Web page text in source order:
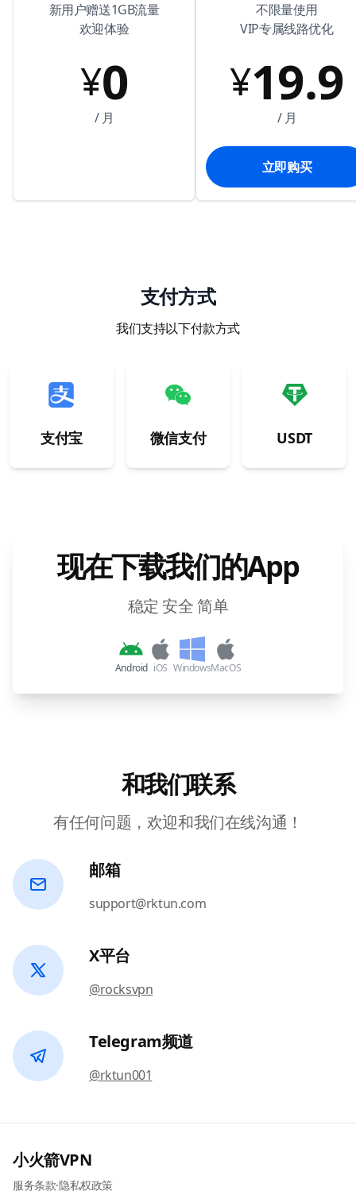
新用户赠送1GB流量
欢迎体验
¥0
/ 月
不限量使用
VIP专属线路优化
¥19.9
/ 月
立即购买
支付方式
我们支持以下付款方式
支付宝 微信支付 USDT
现在下载我们的App
稳定 安全 简单
Android iOS WindowsMacOS
和我们联系
有任何问题，欢迎和我们在线沟通！
邮箱
support@rktun.com
X平台
@rocksvpn
Telegram频道
@rktun001
小火箭VPN
服务条款·隐私权政策